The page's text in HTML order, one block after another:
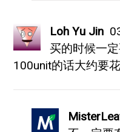
Loh Yu Jin
买的时候一
100unit的话大约要